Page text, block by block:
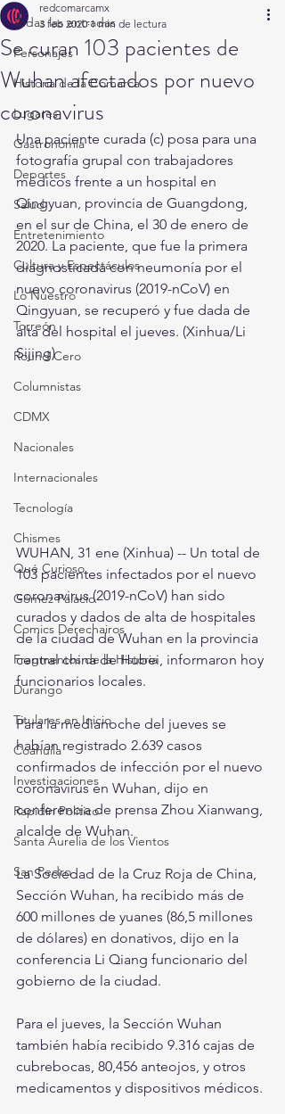
Todas las entradas
Personajes
Historia de la Comarca
Lugares
Gastronomía
Deportes
Salud
Entretenimiento
Cultura y Espectáculos
Lo Nuestro
Torreón
Round Cero
Columnistas
CDMX
Nacionales
Internacionales
Tecnología
Chismes
Qué Curioso
Gómez Palacio
Comics Derechairos
Fragmentos de la Historia
Durango
Titulares en Inicio
Coahuila
Investigaciones
Rapidín Político
Santa Aurelia de los Vientos
San Pedro
Se curan 103 pacientes de
Wuhan afectados por nuevo
coronavirus
redcomarcamx
3 feb 2020 1 min de lectura
Una paciente curada (c) posa para una
fotografía grupal con trabajadores
médicos frente a un hospital en
Qingyuan, provincia de Guangdong,
en el sur de China, el 30 de enero de
2020. La paciente, que fue la primera
diagnosticada con neumonía por el
nuevo coronavirus (2019-nCoV) en
Qingyuan, se recuperó y fue dada de
alta del hospital el jueves. (Xinhua/Li
Sijing)
WUHAN, 31 ene (Xinhua) -- Un total de
103 pacientes infectados por el nuevo
coronavirus (2019-nCoV) han sido
curados y dados de alta de hospitales
de la ciudad de Wuhan en la provincia
central china de Hubei, informaron hoy
funcionarios locales.
Para la medianoche del jueves se
habían registrado 2.639 casos
confirmados de infección por el nuevo
coronavirus en Wuhan, dijo en
conferencia de prensa Zhou Xianwang,
alcalde de Wuhan.
La Sociedad de la Cruz Roja de China,
Sección Wuhan, ha recibido más de
600 millones de yuanes (86,5 millones
de dólares) en donativos, dijo en la
conferencia Li Qiang funcionario del
gobierno de la ciudad.
Para el jueves, la Sección Wuhan
también había recibido 9.316 cajas de
cubrebocas, 80,456 anteojos, y otros
medicamentos y dispositivos médicos.